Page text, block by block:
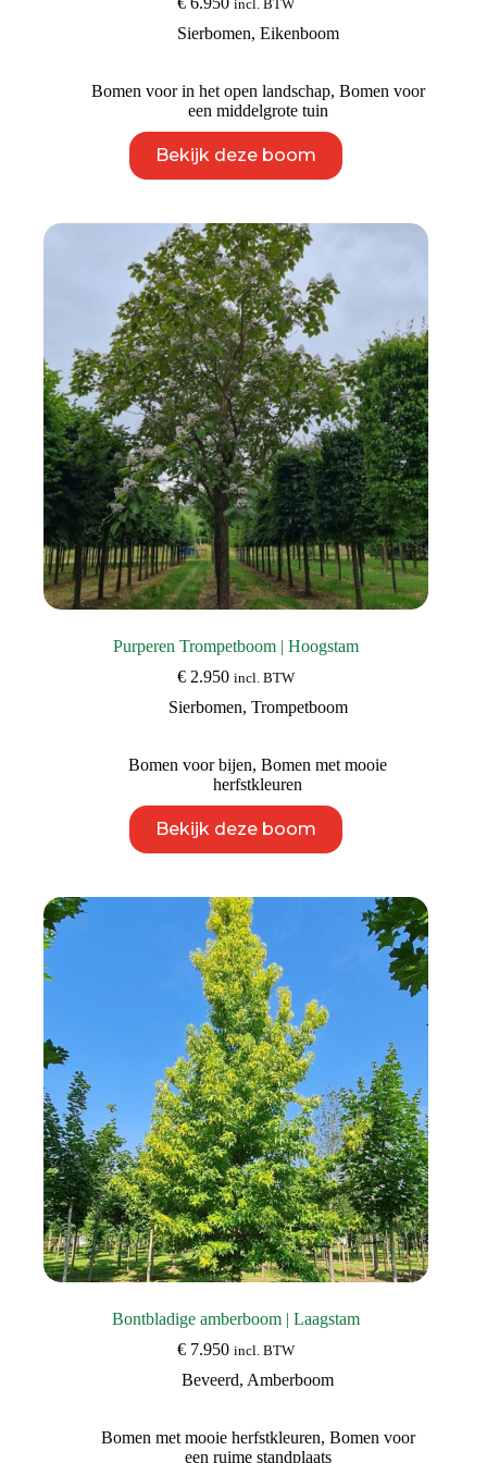
incl. BTW
Sierbomen, Eikenboom
Bomen voor in het open landschap, Bomen voor
een middelgrote tuin
Bekijk deze boom
product
heeft
Deze
optie
kan
gekozen
worden
op
de
productpagina
Purperen Trompetboom | Hoogstam
€ 2.950 incl. BTW
Sierbomen, Trompetboom
Bomen voor bijen,Bomen met mooie
herfstkleuren
Bekijk deze boom
product
heeft
Deze
optie
kan
gekozen
worden
op
de
productpagina
Bontbladige amberboom | Laagstam
€ 7.950 incl. BTW
Beveerd, Amberboom
Bomen met mooie herfstkleuren, Bomen voor
een ruime standplaats